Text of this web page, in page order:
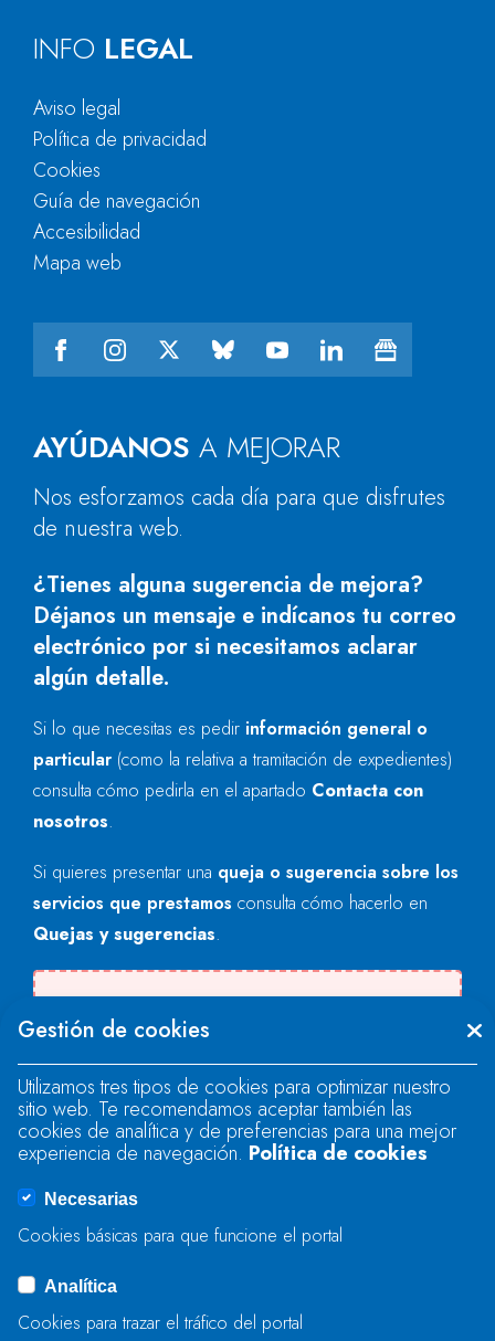
AYÚDANOS A MEJORAR
Nos esforzamos cada día para que disfrutes
de nuestra web.
¿Tienes alguna sugerencia de mejora?
Déjanos un mensaje e indícanos tu correo
electrónico por si necesitamos aclarar
algún detalle.
Si lo que necesitas es pedir información general o
particular (como la relativa a tramitación de expedientes)
consulta cómo pedirla en el apartado Contacta con
nosotros.
Si quieres presentar una queja o sugerencia sobre los
servicios que prestamos consulta cómo hacerlo en
Quejas y sugerencias.
"text".
Se produjo un error al cargar el campo
"text".
Se produjo un error al cargar el campo
INFO LEGAL
Aviso legal
Política de privacidad
Cookies
Guía de navegación
Accesibilidad
Mapa web
Gestión de cookies
Utilizamos tres tipos de cookies para optimizar nuestro
sitio web. Te recomendamos aceptar también las
cookies de analítica y de preferencias para una mejor
experiencia de navegación. Política de cookies
Necesarias
Cookies básicas para que funcione el portal
Analítica
Cookies para trazar el tráfico del portal